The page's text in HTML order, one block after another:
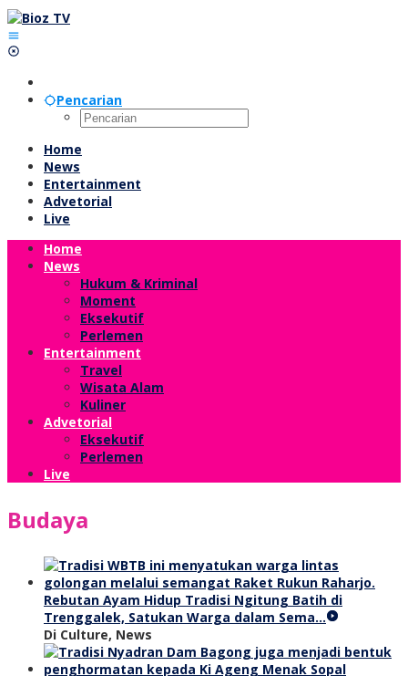
Lewati
ke
konten
Pencarian
Home
News
Entertainment
Advetorial
Live
Home
News
Hukum & Kriminal
Moment
Eksekutif
Perlemen
Entertainment
Travel
Wisata Alam
Kuliner
Advetorial
Eksekutif
Perlemen
Live
Budaya
Rebutan Ayam Hidup Tradisi Ngitung Batih di
Trenggalek, Satukan Warga dalam Sema…
Di Culture, News